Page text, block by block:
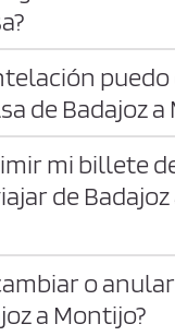
de Badajoz a
mi billete
de Badajoz
o
a Montijo?